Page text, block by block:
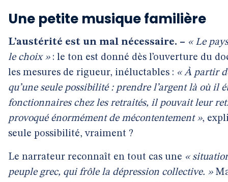
Une petite musique familière
L’austérité est un mal nécessaire. – « Le
le choix »: le ton est donné dès l’ouverture du
les mesures de rigueur, inéluctables : « À partir
qu’une seule possibilité : prendre l’argent là où il
fonctionnaires chez les retraités, il pouvait leur
provoqué énormément de mécontentement »,
seule possibilité, vraiment ?
Le narrateur reconnaît en tout cas une «
peuple grec, qui frôle la dépression collective. »